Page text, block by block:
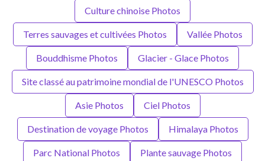
Culture chinoise Photos
Terres sauvages et cultivées Photos Vallée Photos
Bouddhisme Photos Glacier - Glace Photos
Site classé au patrimoine mondial de l'UNESCO Photos
Asie Photos Ciel Photos
Destination de voyage Photos Himalaya Photos
Parc National Photos Plante sauvage Photos